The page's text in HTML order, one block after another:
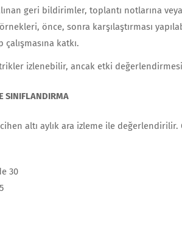
geri bildirimler, toplantı notlarına
önce, sonra karşılaştırması
katkı.
izlenebilir, ancak etki
SINIFLANDIRMA
altı aylık ara izleme ile değerlendirilir.
30